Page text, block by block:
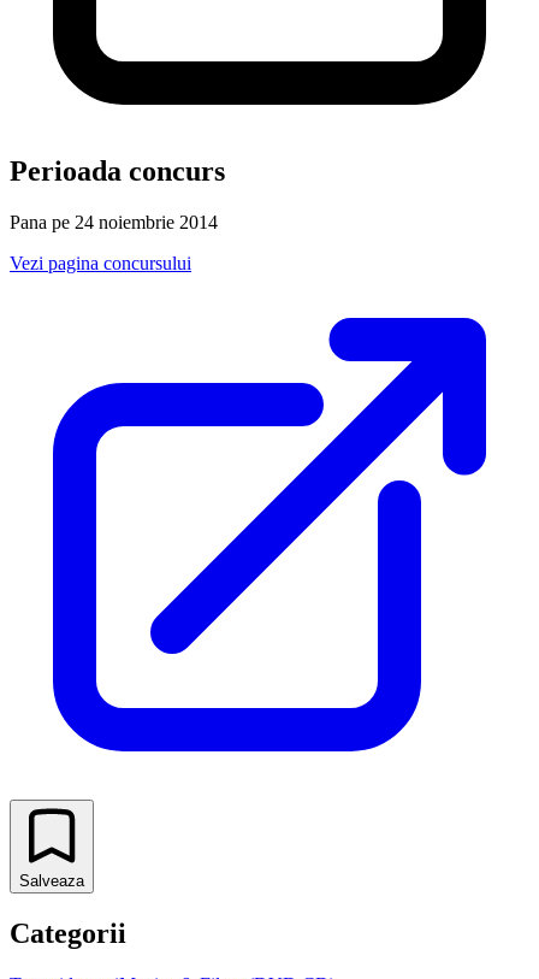
Perioada concurs
Pana pe 24 noiembrie 2014
Vezi pagina concursului
Salveaza
Categorii